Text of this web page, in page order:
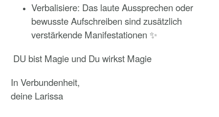
Verbalisiere: Das laute Aussprechen oder
bewusste Aufschreiben sind zusätzlich
verstärkende Manifestationen ✨️
DU bist Magie und Du wirkst Magie
In Verbundenheit,
deine Larissa